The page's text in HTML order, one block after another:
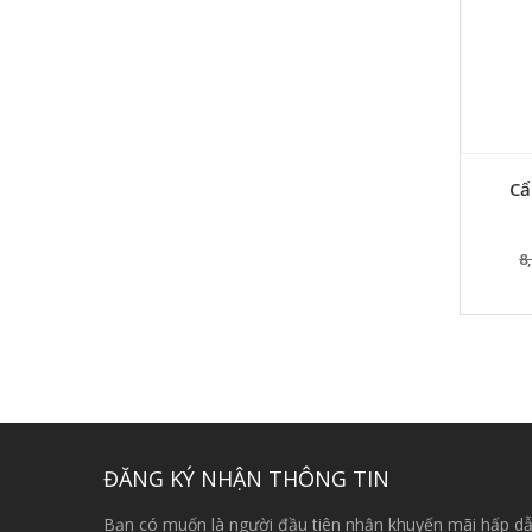
ĐĂNG KÝ NHẬN THÔNG TIN
Bạn có muốn là người đầu tiên nhận khuyến mãi hấp